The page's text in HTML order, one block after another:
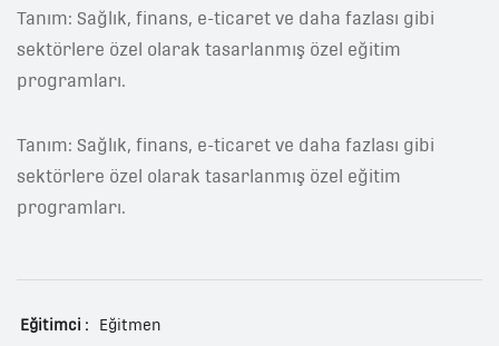
Tanım: Sağlık, finans, e-ticaret ve daha fazlası gibi
sektörlere özel olarak tasarlanmış özel eğitim
programları.
Tanım: Sağlık, finans, e-ticaret ve daha fazlası gibi
sektörlere özel olarak tasarlanmış özel eğitim
programları.
Eğitimci : Eğitmen